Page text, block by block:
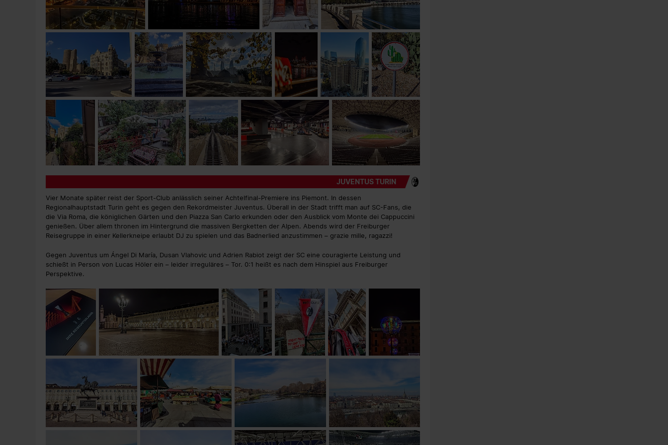
JUVENTUS TURIN
Vier Monate später reist der Sport-Club anlässlich seiner Achtelfinal-Premiere ins Piemont. In dessen
Regionalhauptstadt Turin geht es gegen den Rekordmeister Juventus. Überall in der Stadt trifft man auf SC-Fans, die
die Via Roma, die königlichen Gärten und den Piazza San Carlo erkunden oder den Ausblick vom Monte dei Cappuccini
genießen. Über allem thronen im Hintergrund die massiven Bergketten der Alpen. Abends wird der Freiburger
Reisegruppe in einer Kellerkneipe erlaubt DJ zu spielen und das Badnerlied anzustimmen – grazie mille, ragazzi!
Gegen Juventus um Ángel Di María, Dusan Vlahovic und Adrien Rabiot zeigt der SC eine couragierte Leistung und
schießt in Person von Lucas Höler ein – leider irreguläres – Tor. 0:1 heißt es nach dem Hinspiel aus Freiburger
Perspektive.